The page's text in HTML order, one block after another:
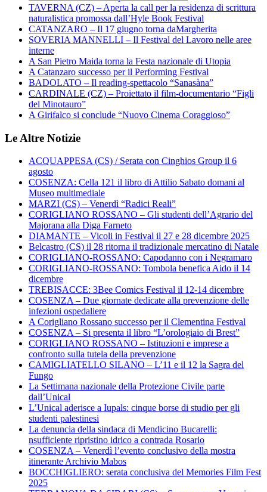
TAVERNA (CZ) – Aperta la call per la residenza di scrittura
naturalistica promossa dall’Hyle Book Festival
CATANZARO – Il 17 giugno torna daMargherita
SOVERIA MANNELLI – Il Festival del Lavoro nelle aree
interne
A San Pietro Maida torna la Festa nazionale di Utopia
A Catanzaro successo per il Performing Festival
BADOLATO – Il reading-spettacolo “Sanasàna”
CARDINALE (CZ) – Proiettato il film-documentario “Figli
del Minotauro”
A Girifalco si conclude “Nuovo Cinema Coraggioso”
Le Altre Notizie
ACQUAPPESA (CS) / Serata con Cinghios Group il 6
agosto
COSENZA: Cella 121 il libro di Attilio Sabato domani al
Museo multimediale
MARZI (CS) – Venerdì “Radici Reali”
CORIGLIANO ROSSANO – Gli studenti dell’Agrario del
Majorana alla Diga Farneto
DIAMANTE – Vicoli in Festival il 27 e 28 dicembre 2025
Belcastro (CS) il 28 ritorna il tradizionale mercatino di Natale
CORIGLIANO-ROSSANO: Capodanno con i Negramaro
CORIGLIANO-ROSSANO: Tombola benefica Aido il 14
dicembre
TREBISACCE: 3Bee Comics Festival il 12-14 dicembre
COSENZA – Due giornate dedicate alla prevenzione delle
infezioni ospedaliere
A Corigliano Rossano successo per il Clementina Festival
COSENZA – Si presenta il libro “L’orologiaio di Brest”
CORIGLIANO ROSSANO – Istituzioni e imprese a
confronto sulla tutela della prevenzione
CAMIGLIATELLO SILANO – L’11 e il 12 la Sagra del
Fungo
La Settimana nazionale della Protezione Civile parte
dall’Unical
L’Unical aderisce a Iupals: cinque borse di studio per gli
studenti palestinesi
La denuncia della sindaca di Mendicino Bucarelli:
nsufficiente ripristino idrico a contrada Rosario
COSENZA – Venerdì l’evento conclusivo della mostra
itinerante Archivio Mabos
BOCCHIGLIERO: serata conclusiva del Memories Film Fest
2025